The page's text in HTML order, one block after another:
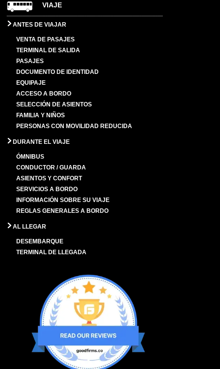
VIAJE
ANTES DE VIAJAR
VENTA DE PASAJES
TERMINAL DE SALIDA
PASAJES
DOCUMENTO DE IDENTIDAD
EQUIPAJE
ACCESO A BORDO
SELECCIÓN DE ASIENTOS
FAMILIA Y NIÑOS
PERSONAS CON MOVILIDAD REDUCIDA
DURANTE EL VIAJE
ÓMNIBUS
CONDUCTOR / GUARDA
ASIENTOS Y CONFORT
SERVICIOS A BORDO
INFORMACIÓN SOBRE SU VIAJE
REGLAS GENERALES A BORDO
AL LLEGAR
DESEMBARQUE
TERMINAL DE LLEGADA